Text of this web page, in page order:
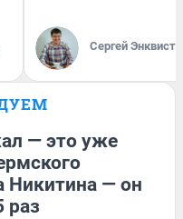
Сергей Энквист
— это уже
Никитина — он
раз